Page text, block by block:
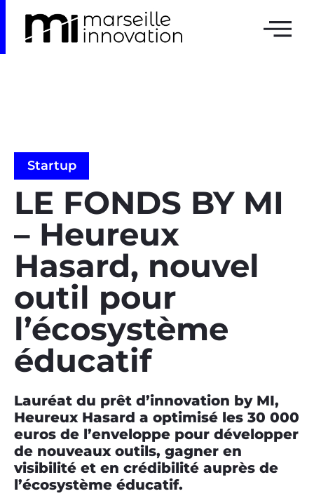
Startup
LE FONDS BY MI
– Heureux
Hasard, nouvel
outil pour
l’écosystème
éducatif
Lauréat du prêt d’innovation by MI,
Heureux Hasard a optimisé les 30 000
euros de l’enveloppe pour développer
de nouveaux outils, gagner en
visibilité et en crédibilité auprès de
l’écosystème éducatif.